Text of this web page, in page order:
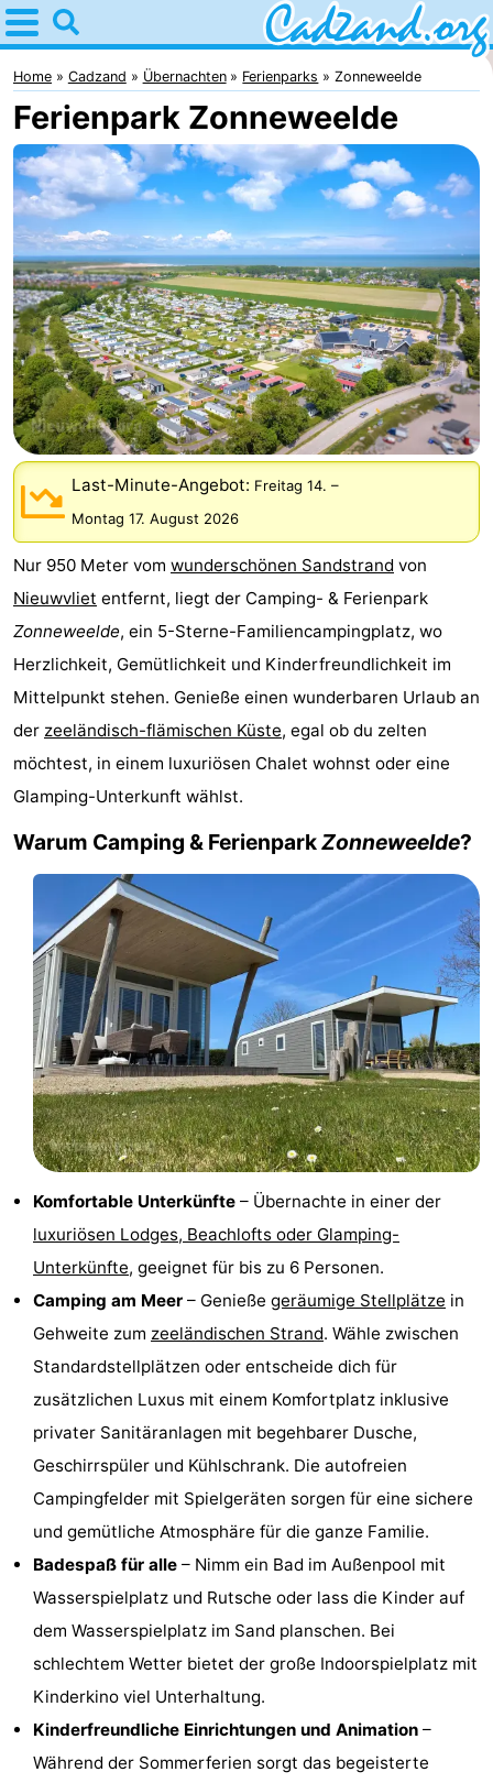
Home
Cadzand
Tipps
Für
kindern
Übernachten
Appartements
Campingplätze
Ferienhäuser
-
Bad
Meersee
-
Beach
Resort
Bad
-
De
-
Cadzand
Hoogduin
-
Noordzee
Résidence
Resort
-
Resort
Nieuwvliet-
Bad
Waterdunen
Zonneweelde
Zwinhoeve
Hotels
Lastminutes
Strand
Sehen
tun
Museen
Denkmäler
Mühlen
Aussichtspunkte
Attraktionen
Rundfahrten
Spielplätze
-
Indoor-
Spielplätze
Bowling
Minigolfplätze
Wellness-
Zentren
Dörfer
Home Cadzand Übernachten Ferienparks Zonneweelde
Ferienpark Zonneweelde
Last-Minute-Angebot: Freitag 14. –
Montag 17. August 2026
Nur 950 Meter vom wunderschönen Sandstrand von
Nieuwvliet entfernt, liegt der Camping- & Ferienpark
Zonneweelde, ein 5-Sterne-Familiencampingplatz, wo
Herzlichkeit, Gemütlichkeit und Kinderfreundlichkeit im
Mittelpunkt stehen. Genieße einen wunderbaren Urlaub an
der zeeländisch-flämischen Küste, egal ob du zelten
möchtest, in einem luxuriösen Chalet wohnst oder eine
Glamping-Unterkunft wählst.
Warum Camping & FerienparkZonneweelde?
Komfortable Unterkünfte – Übernachte in einer der
luxuriösen Lodges, Beachlofts oder Glamping-
Unterkünfte, geeignet für bis zu 6 Personen.
Camping am Meer – Genieße geräumige Stellplätze in
Gehweite zum zeeländischen Strand. Wähle zwischen
Standardstellplätzen oder entscheide dich für
zusätzlichen Luxus mit einem Komfortplatz inklusive
privater Sanitäranlagen mit begehbarer Dusche,
Geschirrspüler und Kühlschrank. Die autofreien
Campingfelder mit Spielgeräten sorgen für eine sichere
und gemütliche Atmosphäre für die ganze Familie.
Badespaß für alle – Nimm ein Bad im Außenpool mit
Wasserspielplatz und Rutsche oder lass die Kinder auf
dem Wasserspielplatz im Sand planschen. Bei
schlechtem Wetter bietet der große Indoorspielplatz mit
Kinderkino viel Unterhaltung.
Kinderfreundliche Einrichtungen und Animation –
Während der Sommerferien sorgt das begeisterte